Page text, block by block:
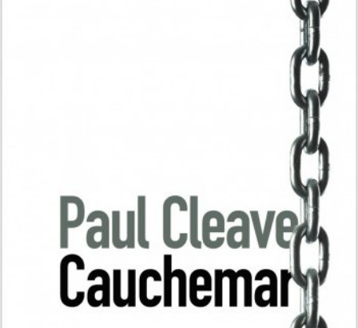
LIRE LA SUITE